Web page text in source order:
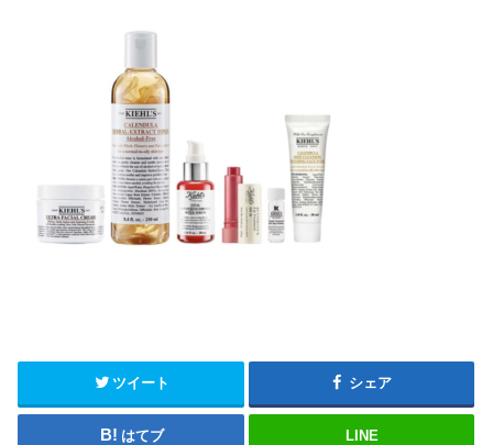
ツイート シェア
はてブ LINE